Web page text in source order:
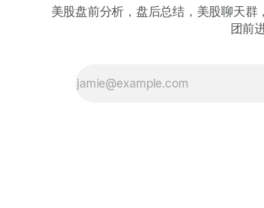
美股盘前分析，盘后总结，美股聊天
团前